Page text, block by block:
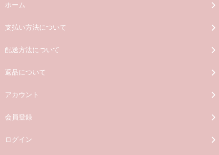
ホーム
支払い方法について
配送方法について
返品について
アカウント
会員登録
ログイン